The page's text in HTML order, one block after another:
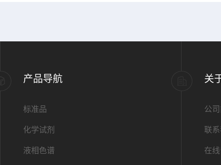
产品导航
标准品
化学试剂
液相色谱
关
公
联
在